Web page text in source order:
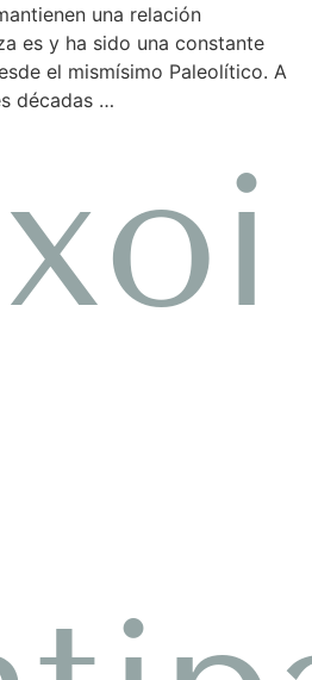
una relación
es y ha sido una constante
el mismísimo Paleolítico. A
décadas …